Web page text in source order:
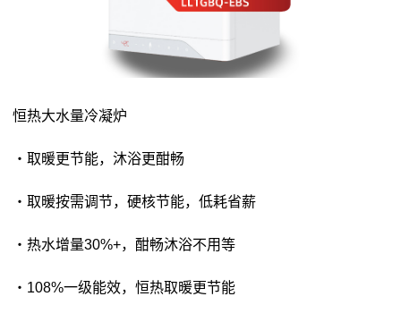
恒热大水量冷凝炉
・取暖更节能，沐浴更酣畅
・取暖按需调节，硬核节能，低耗省薪
・热水增量30%+，酣畅沐浴不用等
・108%一级能效，恒热取暖更节能